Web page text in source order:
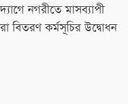
নগরীতে মাসব্যাপী
বিতরণ কর্মসূচির উদ্বোধন